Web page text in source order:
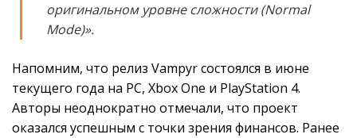
оригинальном уровне сложности (Normal
Mode)».
Напомним, что релиз Vampyr состоялся в июне
текущего года на PC, Xbox One и PlayStation 4.
Авторы неоднократно отмечали, что проект
оказался успешным с точки зрения финансов. Ранее